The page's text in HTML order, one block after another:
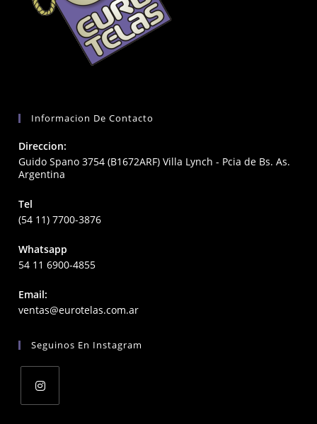
Informacion De Contacto
Direccion:
Guido Spano 3754 (B1672ARF) Villa Lynch - Pcia de Bs. As.
Argentina
Tel
(54 11) 7700-3876
Whatsapp
54 11 6900-4855
Email:
ventas@eurotelas.com.arOpens
application
Seguinos En Instagram